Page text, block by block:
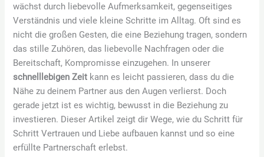
wächst durch liebevolle Aufmerksamkeit, gegenseitiges
Verständnis und viele kleine Schritte im Alltag. Oft sind es
nicht die großen Gesten, die eine Beziehung tragen, sondern
das stille Zuhören, das liebevolle Nachfragen oder die
Bereitschaft, Kompromisse einzugehen. In unserer
schnelllebigen Zeit kann es leicht passieren, dass du die
Nähe zu deinem Partner aus den Augen verlierst. Doch
gerade jetzt ist es wichtig, bewusst in die Beziehung zu
investieren. Dieser Artikel zeigt dir Wege, wie du Schritt für
Schritt Vertrauen und Liebe aufbauen kannst und so eine
erfüllte Partnerschaft erlebst.